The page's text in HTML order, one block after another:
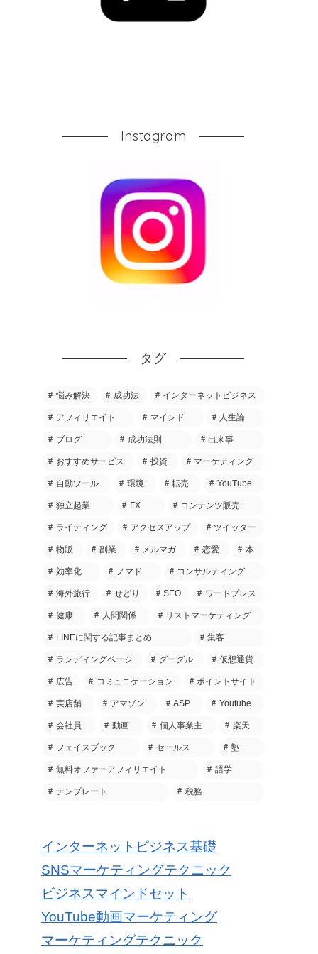
Instagram
タグ
悩み解決 成功法 インターネットビジネス
アフィリエイト マインド 人生論
ブログ 成功法則 出来事
おすすめサービス 投資 マーケティング
自動ツール 環境 転売 YouTube
独立起業 FX コンテンツ販売
ライティング アクセスアップ ツイッター
物販 副業 メルマガ 恋愛 本
効率化 ノマド コンサルティング
海外旅行 せどり SEO ワードプレス
健康 人間関係 リストマーケティング
LINEに関する記事まとめ 集客
ランディングページ グーグル 仮想通貨
広告 コミュニケーション ポイントサイト
実店舗 アマゾン ASP Youtube
会社員 動画 個人事業主 楽天
フェイスブック セールス 塾
無料オファーアフィリエイト 語学
テンプレート 税務
インターネットビジネス基礎
SNSマーケティングテクニック
ビジネスマインドセット
YouTube動画マーケティング
マーケティングテクニック